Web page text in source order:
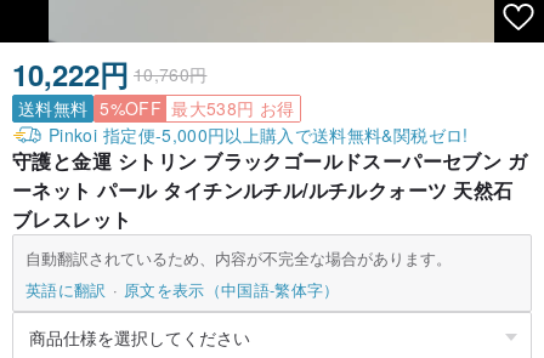
10,222円 10,760円
送料無料 5%OFF 最大538円 お得
Pinkoi 指定便-5,000円以上購入で送料無料&関税ゼロ!
守護と金運 シトリン ブラックゴールドスーパーセブン ガ
ーネット パール タイチンルチル/ルチルクォーツ 天然石
ブレスレット
自動翻訳されているため、内容が不完全な場合があります。
英語に翻訳
原文を表示（中国語-繁体字）